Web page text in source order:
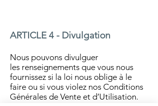
ARTICLE 4 - Divulgation
Nous pouvons divulguer
les renseignements que vous nous
fournissez si la loi nous oblige à le
faire ou si vous violez nos Conditions
Générales de Vente et d’Utilisation.